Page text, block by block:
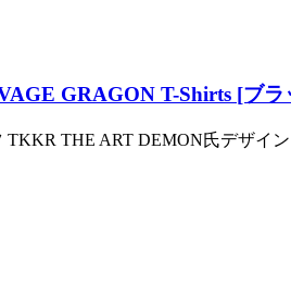
GRAGON T-Shirts [ブ
THE ART DEMON氏デザイン